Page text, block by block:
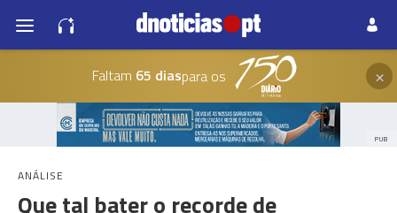
Faltam 65 diaspara os ×
PUB
ANÁLISE
Que tal bater o recorde de